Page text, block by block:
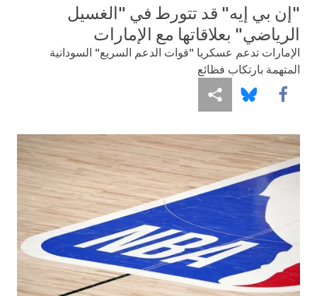
"إن بي إيه" قد تتورط في "الغسيل
الرياضي" بعلاقاتها مع الإمارات
الإمارات تدعم عسكريا "قوات الدعم السريع" السودانية
المتهمة بارتكاب فظائع
Share this via Facebook
Share this via Bluesky
Share this via مشاركة